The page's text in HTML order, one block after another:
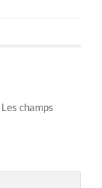
Les champs